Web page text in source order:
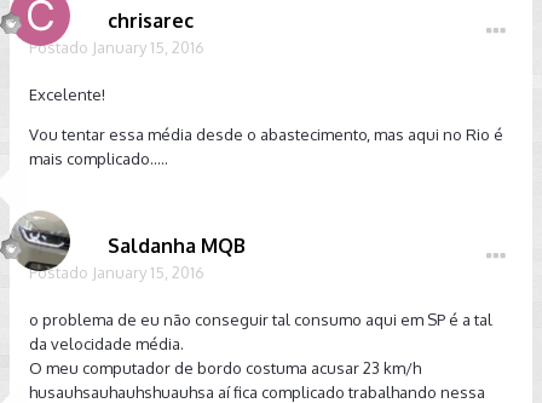
chrisarec
Postado January 15, 2016
Excelente!
Vou tentar essa média desde o abastecimento, mas aqui no Rio é
mais complicado.....
Saldanha MQB
Postado January 15, 2016
o problema de eu não conseguir tal consumo aqui em SP é a tal
da velocidade média.
O meu computador de bordo costuma acusar 23 km/h
husauhsauhauhshuauhsa aí fica complicado trabalhando nessa